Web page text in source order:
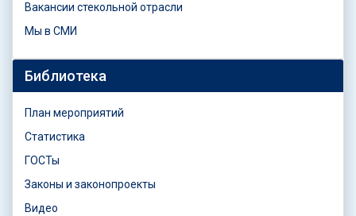
Вакансии стекольной отрасли
Мы в СМИ
Библиотека
План мероприятий
Статистика
ГОСТы
Законы и законопроекты
Видео